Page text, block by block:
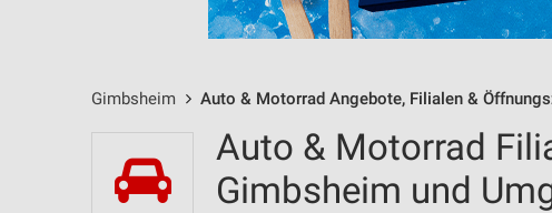
Gimbsheim Auto & Motorrad Angebote, Filialen &
Auto & Motorrad
Gimbsheim und